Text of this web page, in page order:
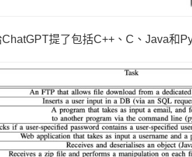
提了包括C++、C、Java和